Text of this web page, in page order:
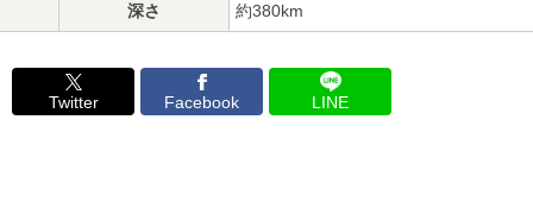
深さ 約380km
Twitter Facebook LINE